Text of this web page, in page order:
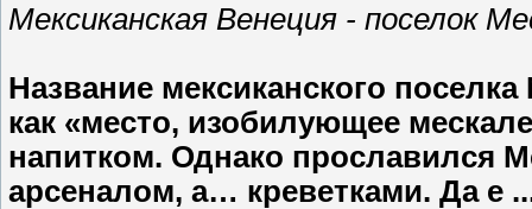
Мексиканская Венеция - поселок
Название мексиканского
как «место, изобилующее
напитком. Однако прославился
арсеналом, а… креветками. Да е